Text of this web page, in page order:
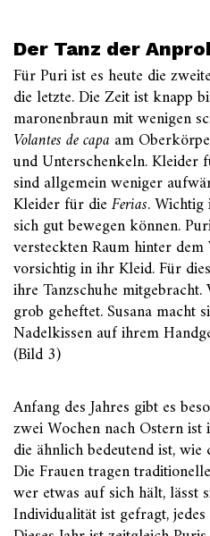
Der Tanz der
Für Puri ist es heute die
die letzte. Die Zeit ist knapp
maronenbraun mit wenigen
Volantes de capa am
und Unterschenkeln. Kleider
sind allgemein weniger
Kleider für dieFerias. Wichtig
sich gut bewegen können.
versteckten Raum hinter
vorsichtig in ihr Kleid. Für
ihre Tanzschuhe
grob geheftet. Susana macht
Nadelkissen auf ihrem
(Bild 3)
Anfang des Jahres gibt es
zwei Wochen nach Ostern ist
die ähnlich bedeutend ist,
Die Frauen tragen
wer etwas auf sich hält, lässt
Individualität ist gefragt,